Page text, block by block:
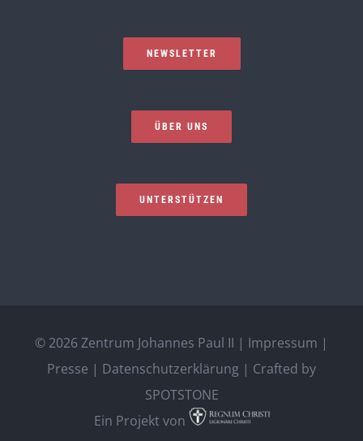
NEWSLETTER
ÜBER UNS
UNTERSTÜTZEN
© 2026 Zentrum Johannes Paul II | Impressum |
Presse | Datenschutzerklärung | Crafted by
SPOTSTONE
Ein Projekt von